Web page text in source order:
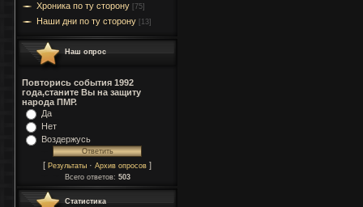
Хроника по ту сторону [75]
Наши дни по ту сторону [13]
Наш опрос
Повторись события 1992
года,станите Вы на защиту
народа ПМР.
Да
Нет
Воздержусь
[ Результаты · Архив опросов ]
Всего ответов: 503
Статистика